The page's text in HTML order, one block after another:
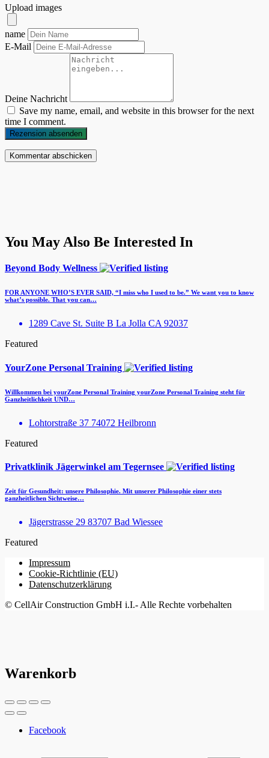
Upload images
name
E-Mail
Deine Nachricht
Save my name, email, and website in this browser for the next
time I comment.
Rezension absenden
You May Also Be Interested In
Beyond Body Wellness
FOR ANYONE WHO’S EVER SAID, “I miss who I used to be.” We want you to know
what’s possible. That you can…
1289 Cave St. Suite B La Jolla CA 92037
Featured
YourZone Personal Training
Willkommen bei yourZone Personal Training yourZone Personal Training steht für
Ganzheitlichkeit UND…
Lohtorstraße 37 74072 Heilbronn
Featured
Privatklinik Jägerwinkel am Tegernsee
Zeit für Gesundheit: unsere Philosophie. Mit unserer Philosophie einer stets
ganzheitlichen Sichtweise…
Jägerstrasse 29 83707 Bad Wiessee
Featured
Impressum
Cookie-Richtlinie (EU)
Datenschutzerklärung
© CellAir Construction GmbH i.I.- Alle Rechte vorbehalten
Warenkorb
Facebook